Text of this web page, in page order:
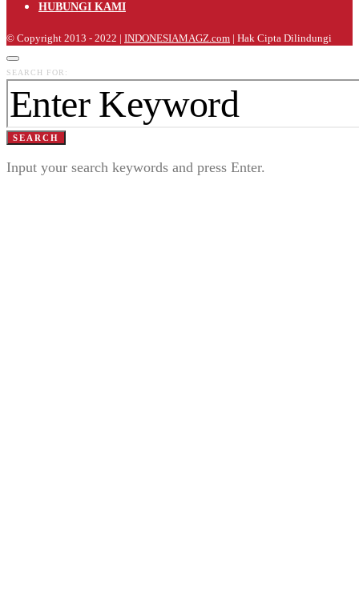
HUBUNGI KAMI
© Copyright 2013 - 2022 | INDONESIAMAGZ.com | Hak Cipta Dilindungi
SEARCH FOR:
SEARCH
Input your search keywords and press Enter.